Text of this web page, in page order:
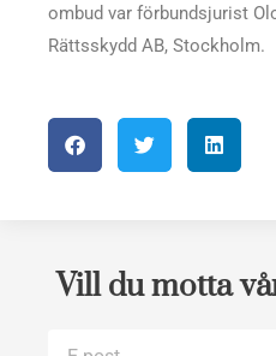
ombud var förbundsjurist
Rättsskydd AB, Stockholm.
Vill du motta